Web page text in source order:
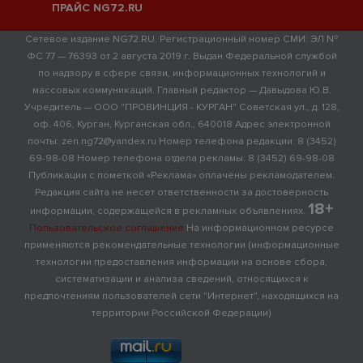
ПРАЙС NG72.RU
Сетевое издание NG72.RU. Регистрационный номер СМИ: ЭЛ №
ФС 77 — 76393 от 2 августа 2019 г. Выдан Федеральной службой
по надзору в сфере связи, информационных технологий и
массовых коммуникаций. Главный редактор — Давыдова Ю.В.
Учредитель — ООО "ПРОВИНЦИЯ - КУРГАН" Советская ул., д. 128,
оф. 406, Курган, Курганская обл., 640018 Адрес электронной
почты: zen.ng72@yandex.ru Номер телефона редакции: 8 (3452)
69-98-08 Номер телефона отдела рекламы: 8 (3452) 69-98-08
Публикации с пометкой «Реклама» оплачены рекламодателем.
Редакция сайта не несет ответственности за достоверность
информации, содержащейся в рекламных объявлениях. 18+
Пользовательское соглашение На информационном ресурсе
применяются рекомендательные технологии (информационные
технологии предоставления информации на основе сбора,
систематизации и анализа сведений, относящихся к
предпочтениям пользователей сети "Интернет", находящихся на
территории Российской Федерации)